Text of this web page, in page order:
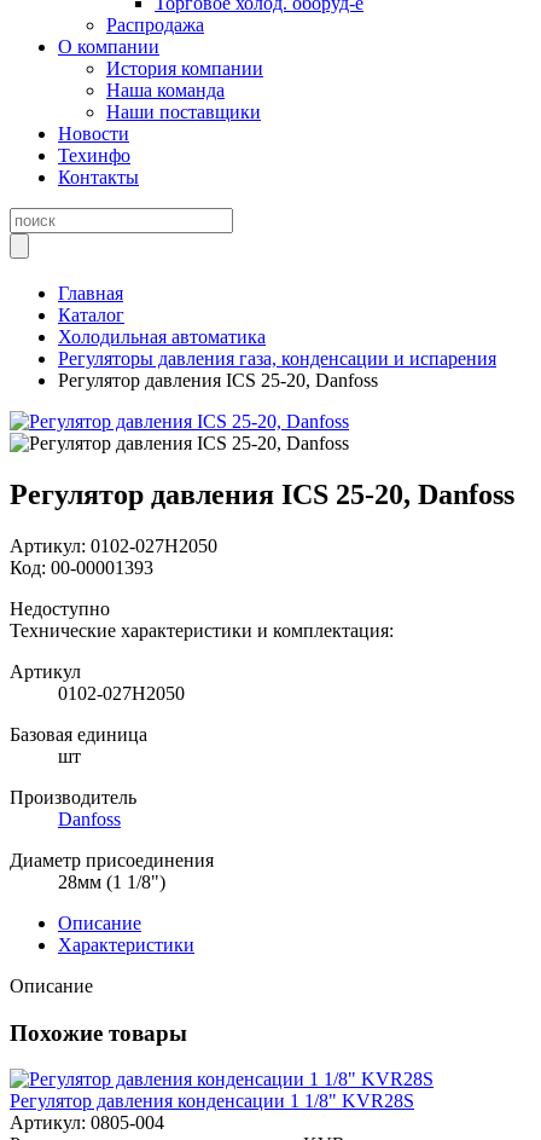
Распродажа
О компании
История компании
Наша команда
Наши поставщики
Новости
Техинфо
Контакты
Главная
Каталог
Холодильная автоматика
Регуляторы давления газа, конденсации и испарения
Регулятор давления ICS 25-20, Danfoss
Регулятор давления ICS 25-20, Danfoss
Артикул: 0102-027H2050
Код: 00-00001393
Недоступно
Технические характеристики и комплектация:
Артикул
0102-027H2050
Базовая единица
шт
Производитель
Danfoss
Диаметр присоединения
28мм (1 1/8")
Описание
Характеристики
Описание
Похожие товары
Регулятор давления конденсации 1 1/8" KVR28S
Артикул: 0805-004